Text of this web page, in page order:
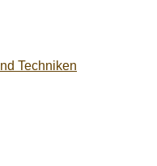
Techniken